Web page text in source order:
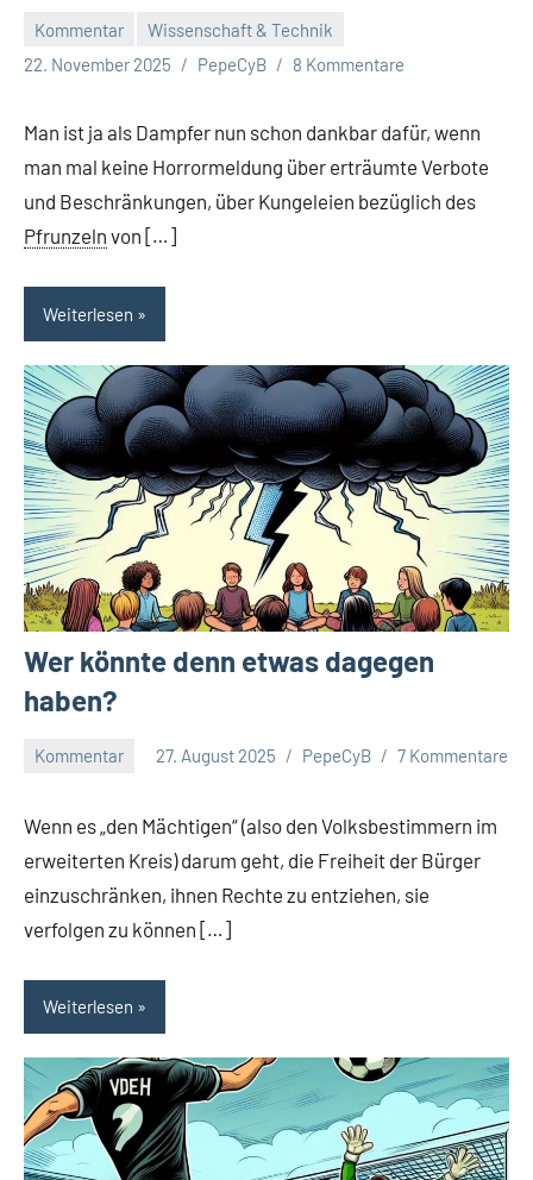
Kommentar
Wissenschaft & Technik
22. November 2025
PepeCyB 8 Kommentare
Man ist ja als Dampfer nun schon dankbar dafür, wenn
man mal keine Horrormeldung über erträumte Verbote
und Beschränkungen, über Kungeleien bezüglich des
Pfrunzeln von […]
Weiterlesen
Wer könnte denn etwas dagegen
haben?
Kommentar 27. August 2025 PepeCyB 7 Kommentare
Wenn es „den Mächtigen“ (also den Volksbestimmern im
erweiterten Kreis) darum geht, die Freiheit der Bürger
einzuschränken, ihnen Rechte zu entziehen, sie
verfolgen zu können […]
Weiterlesen